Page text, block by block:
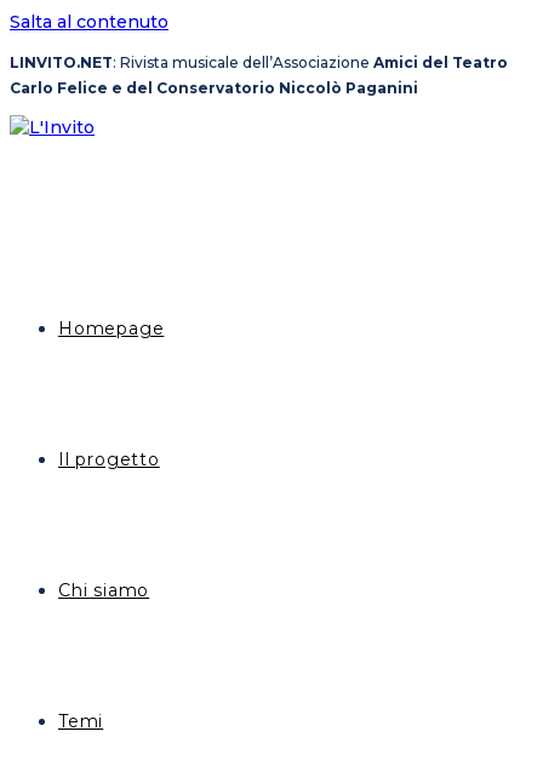
Salta al contenuto
LINVITO.NET: Rivista musicale dell’Associazione Amici del Teatro
Carlo Felice e del Conservatorio Niccolò Paganini
Homepage
Il progetto
Chi siamo
Temi